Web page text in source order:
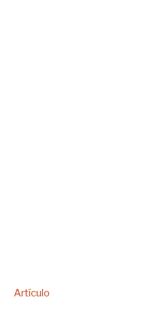
Artículo